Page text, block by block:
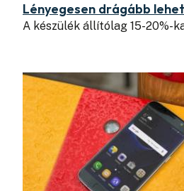
Lényegesen drágább
A készülék állítólag 15-20%-